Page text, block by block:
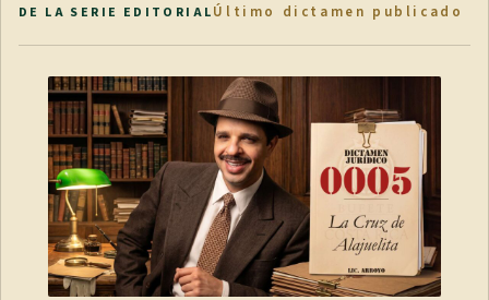
DE LA SERIE EDITORIALÚltimo dictamen publicado